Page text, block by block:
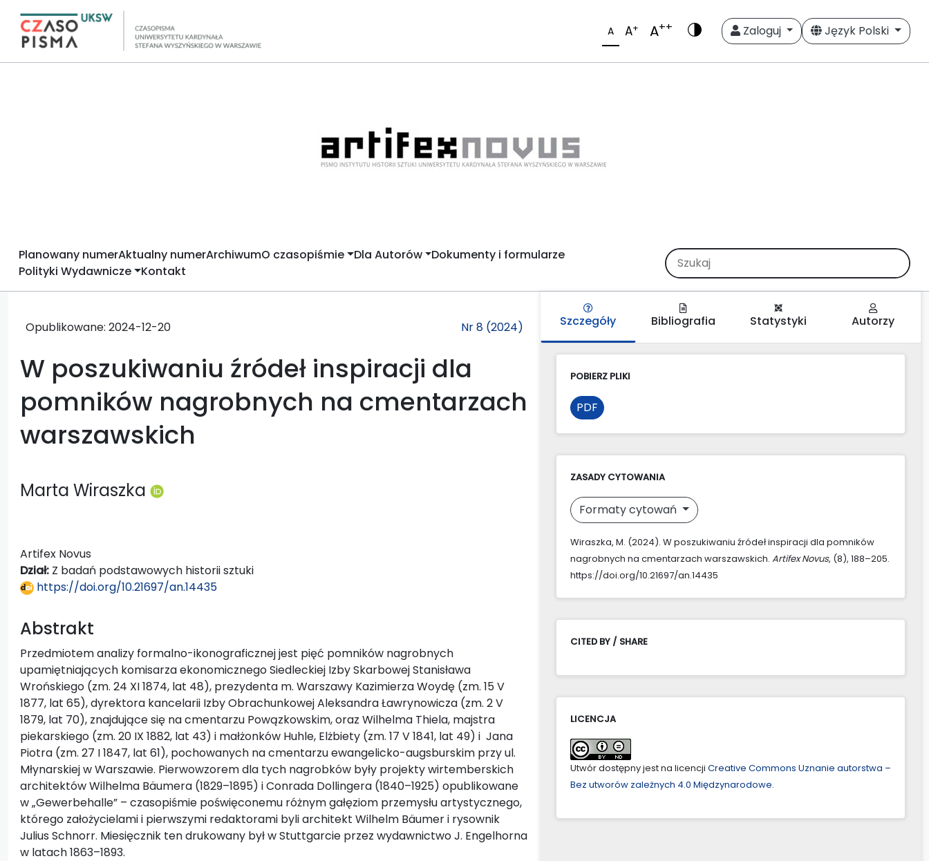
A A+ A++ Zaloguj Język Polski
Planowany numerAktualny numerArchiwumO czasopiśmie Dla Autorów
Dokumenty i formularze
Polityki Wydawnicze Kontakt
Opublikowane: 2024-12-20 Nr 8 (2024)
W poszukiwaniu źródeł inspiracji dla
pomników nagrobnych na cmentarzach
warszawskich
Marta Wiraszka
Artifex Novus
Dział: Z badań podstawowych historii sztuki
https://doi.org/10.21697/an.14435
Abstrakt
Przedmiotem analizy formalno-ikonograficznej jest pięć pomników nagrobnych
upamiętniających komisarza ekonomicznego Siedleckiej Izby Skarbowej Stanisława
Wrońskiego (zm. 24 XI 1874, lat 48), prezydenta m. Warszawy Kazimierza Woydę (zm. 15 V
1877, lat 65), dyrektora kancelarii Izby Obrachunkowej Aleksandra Ławrynowicza (zm. 2 V
1879, lat 70), znajdujące się na cmentarzu Powązkowskim, oraz Wilhelma Thiela, majstra
piekarskiego (zm. 20 IX 1882, lat 43) i małżonków Huhle, Elżbiety (zm. 17 V 1841, lat 49) i Jana
Piotra (zm. 27 I 1847, lat 61), pochowanych na cmentarzu ewangelicko-augsburskim przy ul.
Młynarskiej w Warszawie. Pierwowzorem dla tych nagrobków były projekty wirtemberskich
architektów Wilhelma Bäumera (1829–1895) i Conrada Dollingera (1840–1925) opublikowane
w „Gewerbehalle” – czasopiśmie poświęconemu różnym gałęziom przemysłu artystycznego,
którego założycielami i pierwszymi redaktorami byli architekt Wilhelm Bäumer i rysownik
Julius Schnorr. Miesięcznik ten drukowany był w Stuttgarcie przez wydawnictwo J. Engelhorna
w latach 1863–1893.
Szczegóły Bibliografia Statystyki Autorzy
POBIERZ PLIKI
PDF
ZASADY CYTOWANIA
Formaty cytowań
Wiraszka, M. (2024). W poszukiwaniu źródeł inspiracji dla pomników
nagrobnych na cmentarzach warszawskich. Artifex Novus, (8), 188–205.
https://doi.org/10.21697/an.14435
CITED BY / SHARE
LICENCJA
Utwór dostępny jest na licencji Creative Commons Uznanie autorstwa –
Bez utworów zależnych 4.0 Międzynarodowe.